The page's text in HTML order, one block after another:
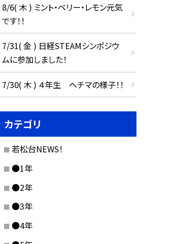
8/6( 木 ) ミント・ベリー・レモン元気
です！！
7/31( 金 ) 日経STEAMシンポジウ
ムに参加しました！
7/30( 木 ) ４年生 ヘチマの様子！！
カテゴリ
若松台NEWS！
●1年
●2年
●3年
●4年